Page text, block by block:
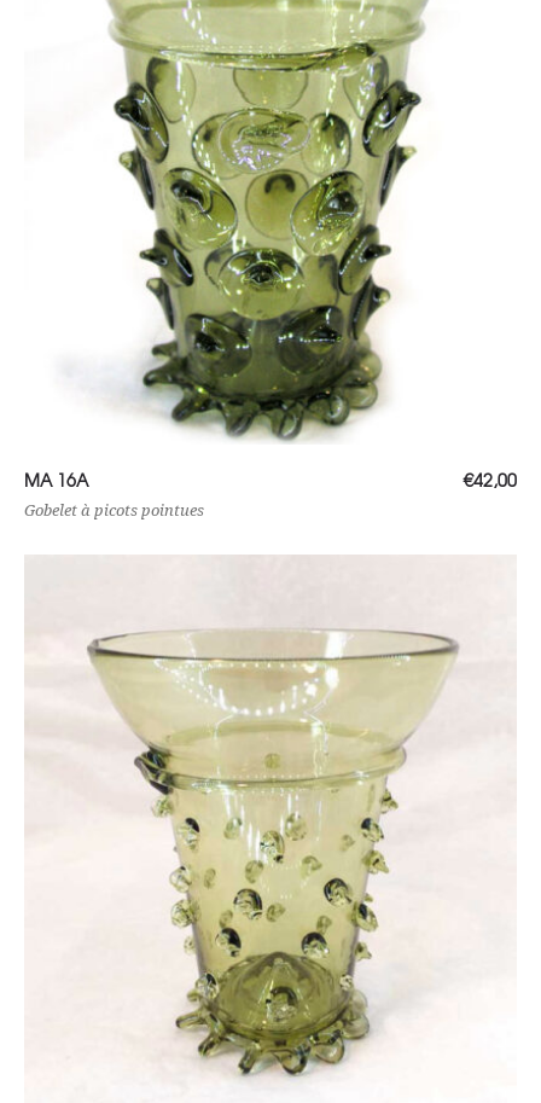
Ajouter au panier
MA 16A €42,00
Gobelet à picots pointues